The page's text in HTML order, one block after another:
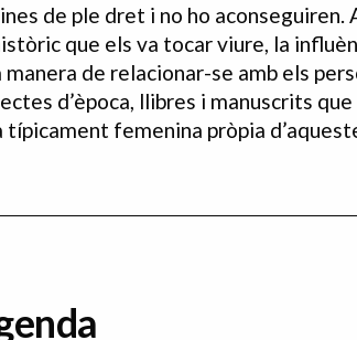
de ple dret i no ho aconseguiren.
que els va tocar viure, la
de relacionar-se amb els
d’època, llibres i manuscrits
típicament femenina pròpia